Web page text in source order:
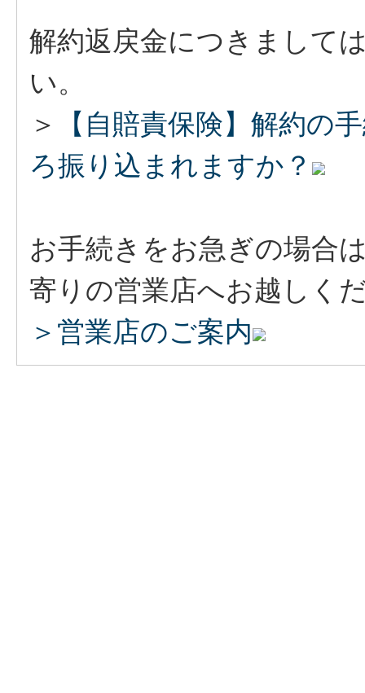
解約返戻金につきまして
い。
＞
【自賠責保険】解約の
ろ振り込まれますか？
お手続きをお急ぎの場合
寄りの営業店へお越しく
＞営業店のご案内